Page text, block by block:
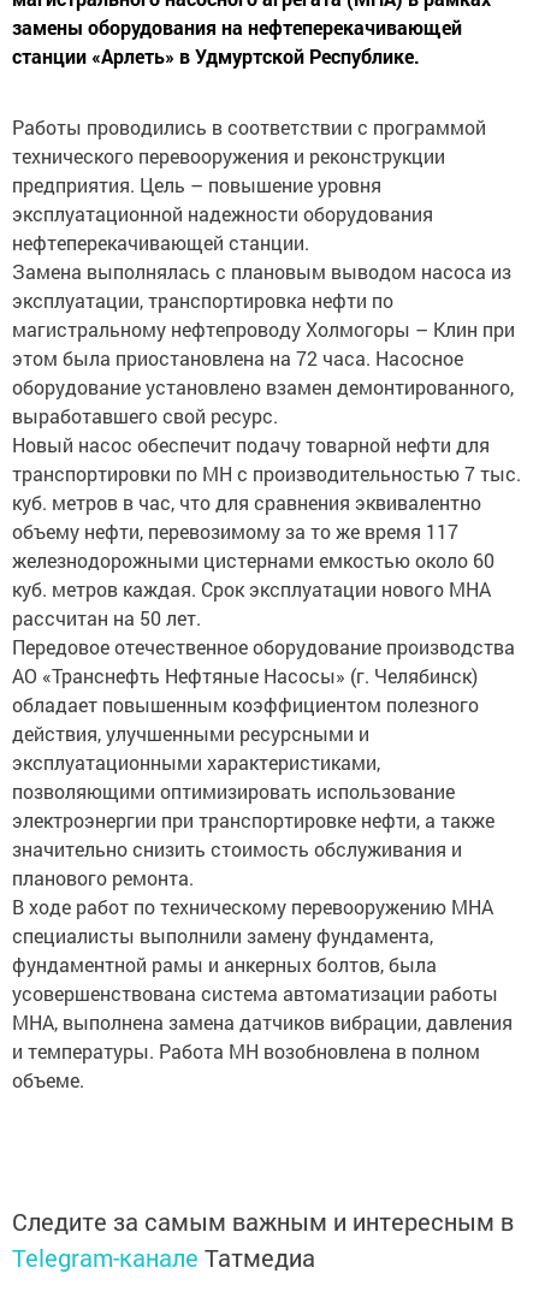
замены оборудования на нефтеперекачивающей
станции «Арлеть» в Удмуртской Республике.
Работы проводились в соответствии с программой
технического перевооружения и реконструкции
предприятия. Цель – повышение уровня
эксплуатационной надежности оборудования
нефтеперекачивающей станции.
Замена выполнялась с плановым выводом насоса из
эксплуатации, транспортировка нефти по
магистральному нефтепроводу Холмогоры – Клин при
этом была приостановлена на 72 часа. Насосное
оборудование установлено взамен демонтированного,
выработавшего свой ресурс.
Новый насос обеспечит подачу товарной нефти для
транспортировки по МН с производительностью 7 тыс.
куб. метров в час, что для сравнения эквивалентно
объему нефти, перевозимому за то же время 117
железнодорожными цистернами емкостью около 60
куб. метров каждая. Срок эксплуатации нового МНА
рассчитан на 50 лет.
Передовое отечественное оборудование производства
АО «Транснефть Нефтяные Насосы» (г. Челябинск)
обладает повышенным коэффициентом полезного
действия, улучшенными ресурсными и
эксплуатационными характеристиками,
позволяющими оптимизировать использование
электроэнергии при транспортировке нефти, а также
значительно снизить стоимость обслуживания и
планового ремонта.
В ходе работ по техническому перевооружению МНА
специалисты выполнили замену фундамента,
фундаментной рамы и анкерных болтов, была
усовершенствована система автоматизации работы
МНА, выполнена замена датчиков вибрации, давления
и температуры. Работа МН возобновлена в полном
объеме.
Следите за самым важным и интересным в
Telegram-канале Татмедиа